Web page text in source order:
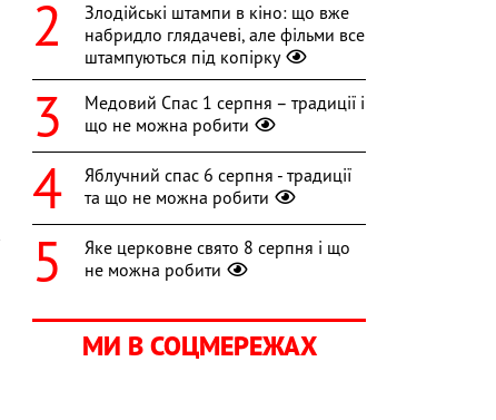
Злодійські штампи в кіно: що вже
набридло глядачеві, але фільми все
штампуються під копірку
Медовий Спас 1 серпня – традиції і
що не можна робити
Яблучний спас 6 серпня - традиції
та що не можна робити
Яке церковне свято 8 серпня і що
не можна робити
МИ В СОЦМЕРЕЖАХ